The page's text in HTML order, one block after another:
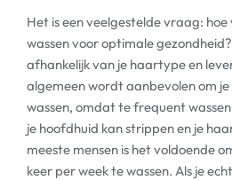
Het is een veelgestelde vraag:
wassen voor optimale
afhankelijk van je haartype en
algemeen wordt aanbevolen om
wassen, omdat te frequent
je hoofdhuid kan strippen en je
meeste mensen is het voldoende
keer per week te wassen. Als je